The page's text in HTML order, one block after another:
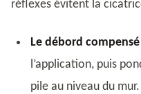
réflexes évitent la
Le débord compensé
l’application, puis
pile au niveau du